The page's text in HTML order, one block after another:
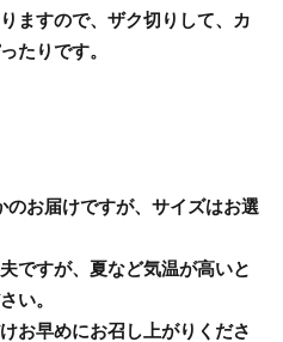
ますので、ザク切りして、カ
たりです。
お届けですが、サイズはお選
ですが、夏など気温が高いと
い。
お早めにお召し上がりくださ